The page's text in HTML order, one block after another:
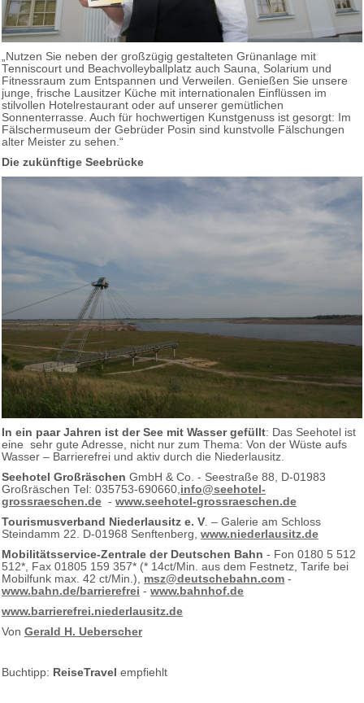
„Nutzen Sie neben der großzügig gestalteten Grünanlage mit
Tenniscourt und Beachvolleyballplatz auch Sauna, Solarium und
Fitnessraum zum Entspannen und Verweilen. Genießen Sie unsere
junge, frische Lausitzer Küche mit internationalen Einflüssen im
stilvollen Hotelrestaurant oder auf unserer gemütlichen
Sonnenterrasse. Auch für hochwertigen Kunstgenuss ist gesorgt: Im
Fälschermuseum der Gebrüder Posin sind kunstvolle Fälschungen
alter Meister zu sehen.“
Die zukünftige Seebrücke
In ein paar Jahren ist der See mit Wasser gefüllt: Das Seehotel ist
eine sehr gute Adresse, nicht nur zum Thema: Von der Wüste aufs
Wasser – Barrierefrei und aktiv durch die Niederlausitz.
Seehotel Großräschen GmbH & Co. - Seestraße 88, D-01983
Großräschen Tel: 035753-690660, info@seehotel-
grossraeschen.de - www.seehotel-grossraeschen.de
Tourismusverband Niederlausitz e. V . – Galerie am Schloss
Steindamm 22. D-01968 Senftenberg, www.niederlausitz.de
Mobilitätsservice-Zentrale der Deutschen Bahn - Fon 0180 5 512
512*, Fax 01805 159 357* (* 14ct/Min. aus dem Festnetz, Tarife bei
Mobilfunk max. 42 ct/Min.), msz@deutschebahn.com -
www.bahn.de/barrierefrei - www.bahnhof.de
www.barrierefrei.niederlausitz.de
Von Gerald H. Ueberscher
Buchtipp: ReiseTravel empfiehlt